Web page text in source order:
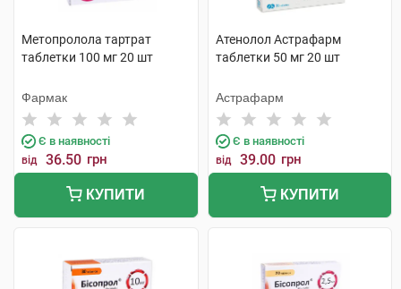
Метопролола тартрат
таблетки 100 мг 20 шт
Фармак
Є в наявності
від 36.50 грн
КУПИТИ
Атенолол Астрафарм
таблетки 50 мг 20 шт
Астрафарм
Є в наявності
від 39.00 грн
КУПИТИ